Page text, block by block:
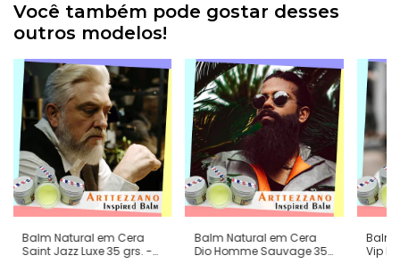
Você também pode gostar desses
outros modelos!
Balm Natural em Cera
Saint Jazz Luxe 35 grs. -
Balm Natural em Cera
Dio Homme Sauvage 35
Balm
Vip